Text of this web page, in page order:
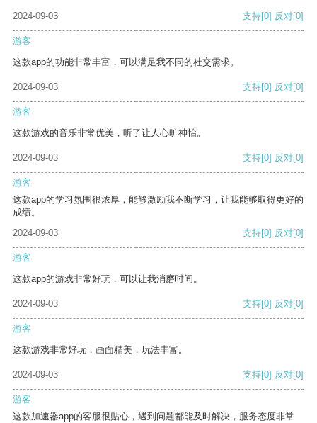
2024-09-03 支持[0] 反对[0]
游客
这款app的功能非常丰富，可以满足我不同的社交需求。
2024-09-03 支持[0] 反对[0]
游客
这款游戏的音乐非常优美，听了让人心旷神怡。
2024-09-03 支持[0] 反对[0]
游客
这款app的学习氛围很浓厚，能够激励我不断学习，让我能够取得更好的
成绩。
2024-09-03
支持[0] 反对[0]
游客
这款app的游戏非常好玩，可以让我消磨时间。
2024-09-03 支持[0] 反对[0]
游客
这款游戏非常好玩，画面精美，玩法丰富。
2024-09-03 支持[0] 反对[0]
游客
这款加速器app的客服很贴心，遇到问题都能及时解决，服务态度非常